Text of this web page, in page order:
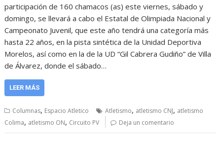
participación de 160 chamacos (as) este viernes, sábado y
domingo, se llevará a cabo el Estatal de Olimpiada Nacional y
Campeonato Juvenil, que este año tendrá una categoría más
hasta 22 años, en la pista sintética de la Unidad Deportiva
Morelos, así como en la de la UD “Gil Cabrera Gudiño” de Villa
de Álvarez, donde el sábado…
LEER MÁS
Columnas, Espacio Atletico Atletismo, atletismo CNJ, atletismo
Colima, atletismo ON, Circuito PV Deja un comentario